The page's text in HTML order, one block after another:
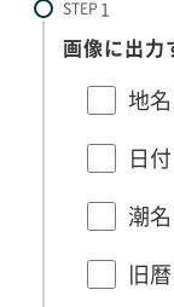
STEP
画像に出力
地名
日付
潮
旧暦